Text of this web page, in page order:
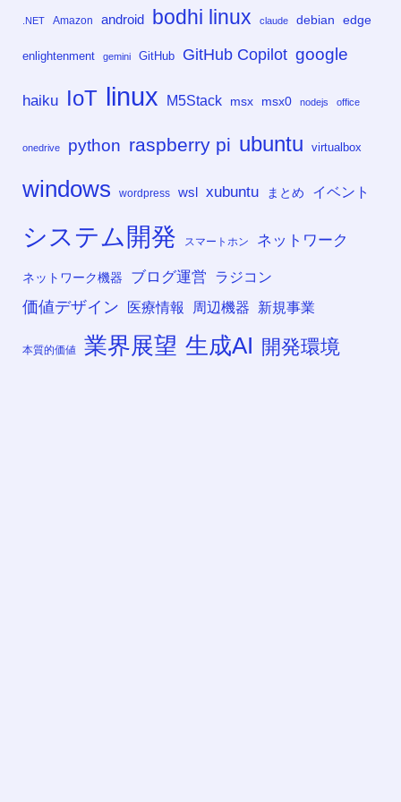
.NET Amazon android bodhi linux claude debian edge
enlightenment gemini GitHub GitHub Copilot google
haiku IoT linux M5Stack msx msx0 nodejs office
onedrive python raspberry pi ubuntu virtualbox
windows wordpress wsl xubuntu まとめ イベント
システム開発 スマートホン ネットワーク
ネットワーク機器 ブログ運営 ラジコン
価値デザイン 医療情報 周辺機器 新規事業
本質的価値 業界展望 生成AI 開発環境